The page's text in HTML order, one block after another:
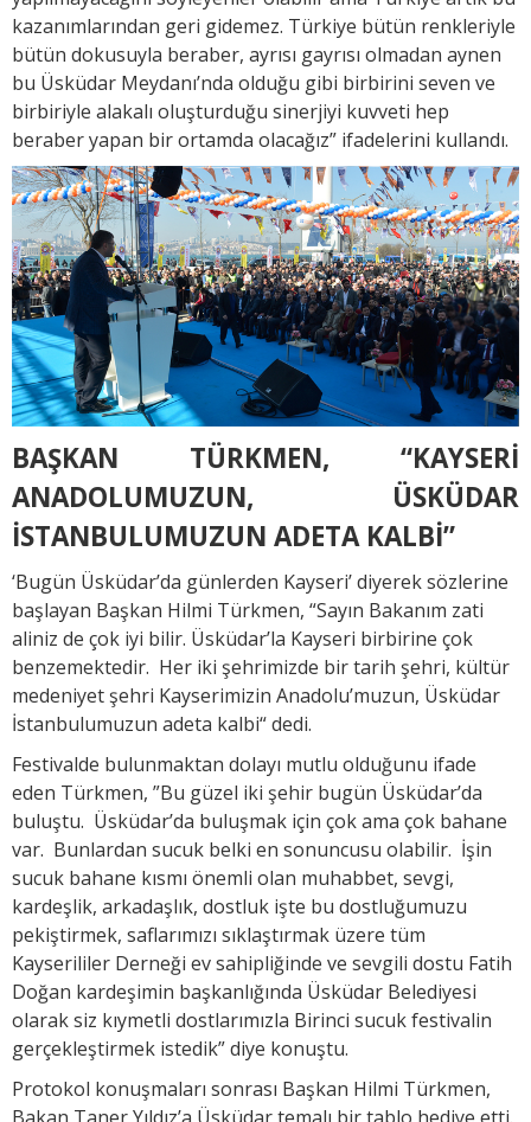
kazanımlarından geri gidemez. Türkiye bütün renkleriyle
bütün dokusuyla beraber, ayrısı gayrısı olmadan aynen
bu Üsküdar Meydanı’nda olduğu gibi birbirini seven ve
birbiriyle alakalı oluşturduğu sinerjiyi kuvveti hep
beraber yapan bir ortamda olacağız” ifadelerini kullandı.
BAŞKAN TÜRKMEN, “KAYSERİ
ANADOLUMUZUN, ÜSKÜDAR
İSTANBULUMUZUN ADETA KALBİ”
‘Bugün Üsküdar’da günlerden Kayseri’ diyerek sözlerine
başlayan Başkan Hilmi Türkmen, “Sayın Bakanım zati
aliniz de çok iyi bilir. Üsküdar’la Kayseri birbirine çok
benzemektedir. Her iki şehrimizde bir tarih şehri, kültür
medeniyet şehri Kayserimizin Anadolu’muzun, Üsküdar
İstanbulumuzun adeta kalbi“ dedi.
Festivalde bulunmaktan dolayı mutlu olduğunu ifade
eden Türkmen, ”Bu güzel iki şehir bugün Üsküdar’da
buluştu. Üsküdar’da buluşmak için çok ama çok bahane
var. Bunlardan sucuk belki en sonuncusu olabilir. İşin
sucuk bahane kısmı önemli olan muhabbet, sevgi,
kardeşlik, arkadaşlık, dostluk işte bu dostluğumuzu
pekiştirmek, saflarımızı sıklaştırmak üzere tüm
Kayserililer Derneği ev sahipliğinde ve sevgili dostu Fatih
Doğan kardeşimin başkanlığında Üsküdar Belediyesi
olarak siz kıymetli dostlarımızla Birinci sucuk festivalin
gerçekleştirmek istedik” diye konuştu.
Protokol konuşmaları sonrası Başkan Hilmi Türkmen,